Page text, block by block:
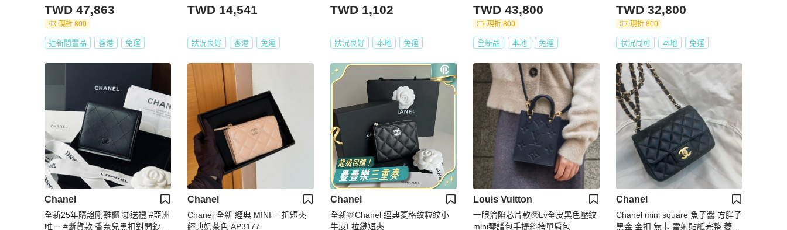
TWD 47,863
現折 800
近新閒置品 香港 免運
TWD 14,541
狀況良好 香港 免運
TWD 1,102
狀況良好 本地 免運
TWD 43,800
現折 800
全新品 本地 免運
TWD 32,800
現折 800
狀況尚可 本地 免運
Chanel
全新25年購證剛離櫃 🉑送禮 #亞洲
唯一 #斷貨款 香奈兒黑扣對開鈔票
Chanel
Chanel 全新 經典 MINI 三折短夾
經典奶茶色 AP3177
Chanel
全新🩷Chanel 經典菱格紋粒紋小
牛皮L拉鏈短夾
Louis Vuitton
一眼淪陷芯片款🥹Lv全皮黑色壓紋
mini琴譜包手提斜挎單肩包
Chanel
Chanel mini square 魚子醬 方胖子
黑金 金扣 無卡 雷射貼紙完整 菱格